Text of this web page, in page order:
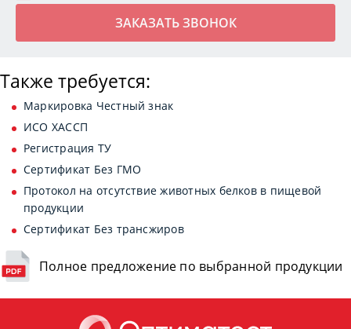
Также требуется:
Маркировка Честный знак
ИСО ХАССП
Регистрация ТУ
Сертификат Без ГМО
Протокол на отсутствие животных белков в пищевой
продукции
Сертификат Без трансжиров
Полное предложение по выбранной продукции